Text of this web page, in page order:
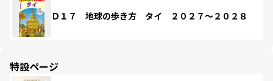
Ｄ１７ 地球の歩き方 タイ ２０２７～２０２８
特設ページ